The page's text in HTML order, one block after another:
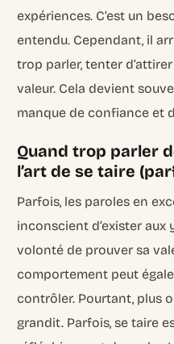
expériences. C’est un
entendu. Cependant, il
trop parler, tenter
valeur. Cela devient
manque de confiance et
Quand trop parler
l’art de se taire
Parfois, les paroles en
inconscient d’exister aux
volonté de prouver sa
comportement peut
contrôler. Pourtant, plus
grandit. Parfois, se taire